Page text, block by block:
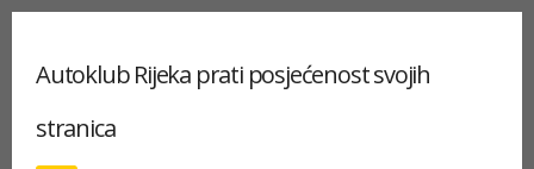
Autoklub Rijeka prati posjećenost svojih
stranica